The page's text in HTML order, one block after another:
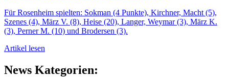
Für Rosenheim spielten: Sokman (4 Punkte), Kirchner, Macht (5),
Szenes (4), März V. (8), Heise (20), Langer, Weymar (3), März K.
(3), Perner M. (10) und Brodersen (3).
Artikel lesen
News Kategorien: